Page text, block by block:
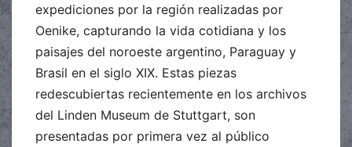
expediciones por la región realizadas por
Oenike, capturando la vida cotidiana y los
paisajes del noroeste argentino, Paraguay y
Brasil en el siglo XIX. Estas piezas
redescubiertas recientemente en los archivos
del Linden Museum de Stuttgart, son
presentadas por primera vez al público